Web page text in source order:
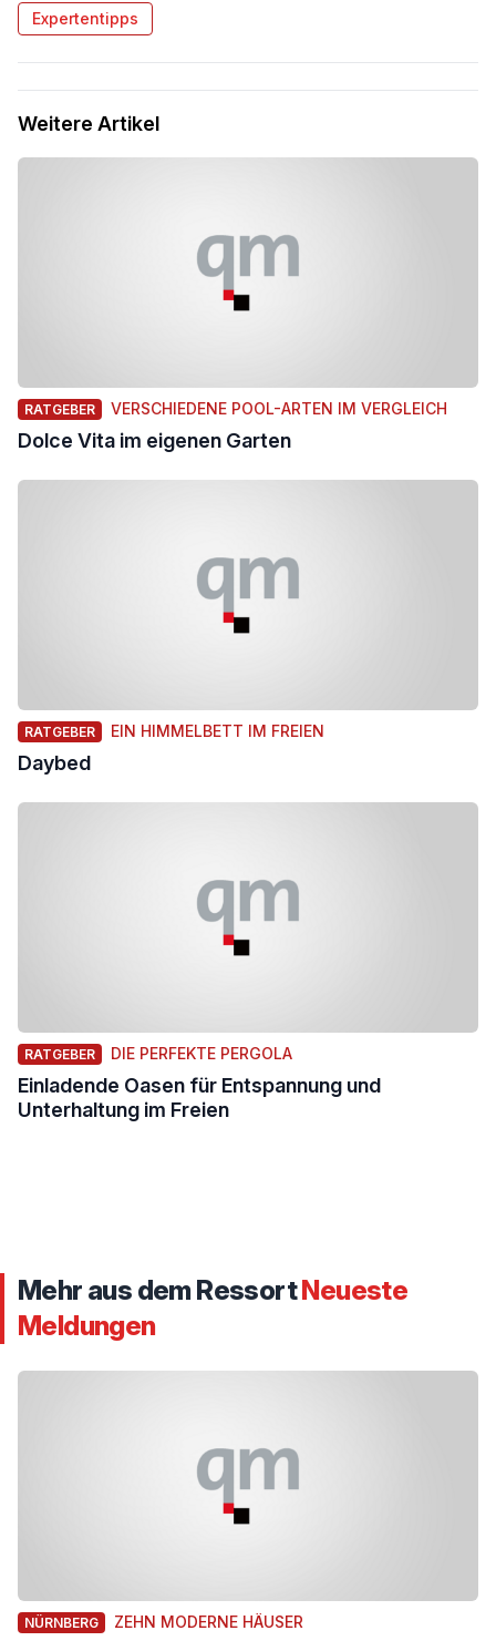
Expertentipps
Weitere Artikel
RATGEBER VERSCHIEDENE POOL-ARTEN IM VERGLEICH
Dolce Vita im eigenen Garten
RATGEBER EIN HIMMELBETT IM FREIEN
Daybed
RATGEBER DIE PERFEKTE PERGOLA
Einladende Oasen für Entspannung und
Unterhaltung im Freien
Mehr aus dem RessortNeueste
Meldungen
NÜRNBERG ZEHN MODERNE HÄUSER